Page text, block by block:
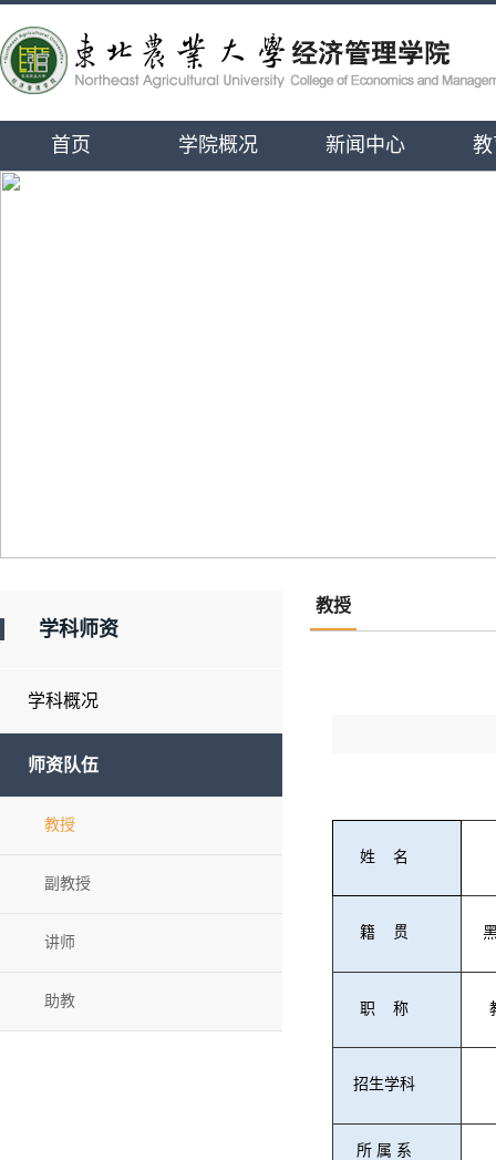
首页 学院概况 新闻中心
学科师资
学科概况
师资队伍
教授
副教授
讲师
助教
教授
姓 名
籍 贯
职 称
招生学科
所 属 系